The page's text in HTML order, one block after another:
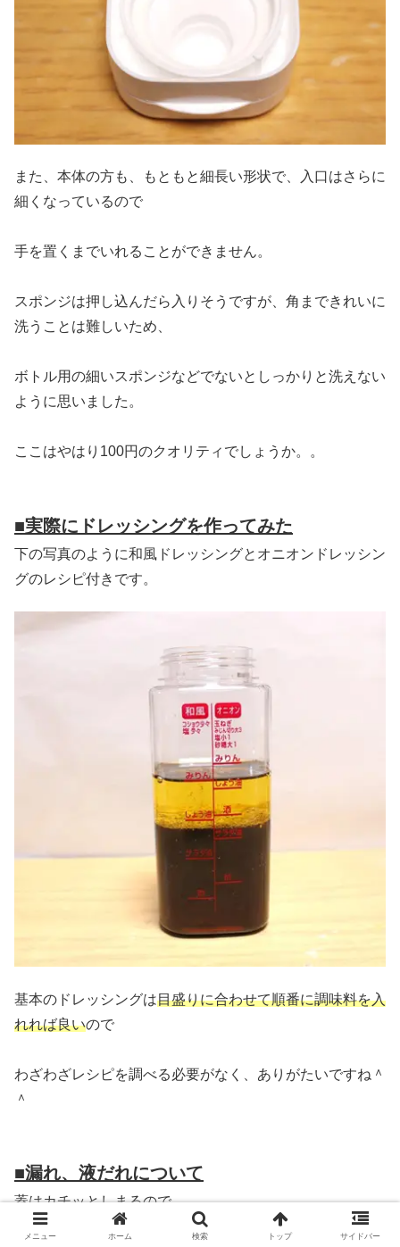
また、本体の方も、もともと細長い形状で、入口はさらに
細くなっているので
手を置くまでいれることができません。
スポンジは押し込んだら入りそうですが、角まできれいに
洗うことは難しいため、
ボトル用の細いスポンジなどでないとしっかりと洗えない
ように思いました。
ここはやはり100円のクオリティでしょうか。。
■実際にドレッシングを作ってみた
下の写真のように和風ドレッシングとオニオンドレッシン
グのレシピ付きです。
基本のドレッシングは目盛りに合わせて順番に調味料を入
れれば良いので
わざわざレシピを調べる必要がなく、ありがたいですね＾
＾
■漏れ、液だれについて
蓋はカチッとしまるので、
メニュー ホーム 検索 トップ サイドバー